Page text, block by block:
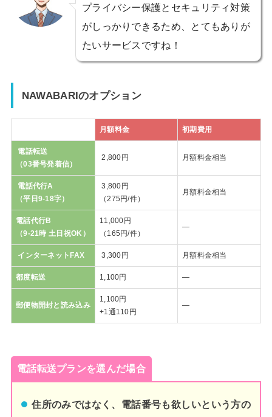
プライバシー保護とセキュリティ対策
がしっかりできるため、とてもありが
たいサービスですね！
NAWABARIのオプション
月額料金 初期費用
電話転送
（03番号発着信）
2,800円 月額料金相当
電話代行A
（平日9-18字）
3,800円
（275円/件）
月額料金相当
電話代行B
（9-21時 土日祝OK）
11,000円
（165円/件）
―
インターネットFAX 3,300円 月額料金相当
都度転送 1,100円 ―
郵便物開封と読み込み
1,100円
+1通110円
―
電話転送プランを選んだ場合
住所のみではなく、電話番号も欲しいという方の